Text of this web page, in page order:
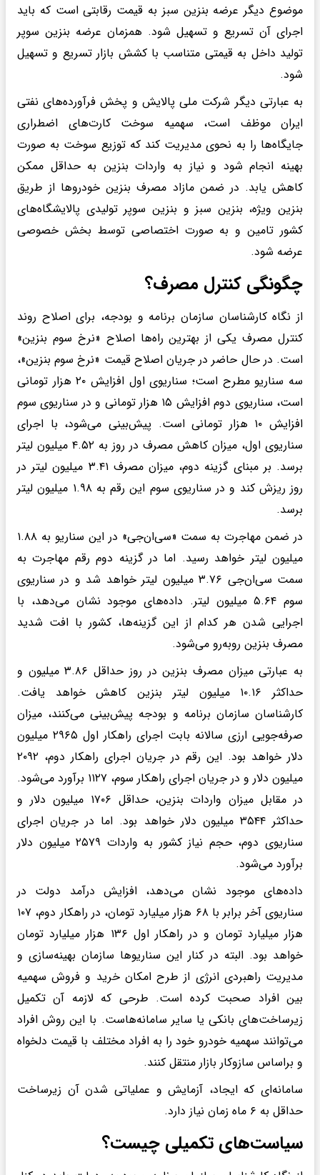
موضوع دیگر عرضه بنزین سبز به قیمت رقابتی است که باید
اجرای آن تسریع و تسهیل شود. همزمان عرضه بنزین سوپر
تولید داخل به قیمتی متناسب با کشش بازار تسریع و تسهیل
شود.
به عبارتی دیگر شرکت ملی پالایش و پخش فرآورده‌های نفتی
ایران موظف است، سهمیه سوخت کارت‌های اضطراری
جایگاه‌ها را به نحوی مدیریت کند که توزیع سوخت به صورت
بهینه انجام شود و نیاز به واردات بنزین به حداقل ممکن
کاهش یابد. در ضمن مازاد مصرف بنزین خودروها از طریق
بنزین ویژه، بنزین سبز و بنزین سوپر تولیدی پالایشگاه‌های
کشور تامین و به صورت اختصاصی توسط بخش خصوصی
عرضه شود.
چگونگی کنترل مصرف؟
از نگاه کارشناسان سازمان برنامه و بودجه، برای اصلاح روند
کنترل مصرف یکی از بهترین راه‌ها اصلاح «نرخ سوم بنزین»
است. در حال حاضر در جریان اصلاح قیمت «نرخ سوم بنزین»،
سه سناریو مطرح است؛ سناریوی اول افزایش ۲۰ هزار تومانی
است، سناریوی دوم افزایش ۱۵ هزار تومانی و در سناریوی سوم
افزایش ۱۰ هزار تومانی است. پیش‌بینی می‌شود، با اجرای
سناریوی اول، میزان کاهش مصرف در روز به ۴.۵۲ میلیون لیتر
برسد. بر مبنای گزینه دوم، میزان مصرف ۳.۴۱ میلیون لیتر در
روز ریزش کند و در سناریوی سوم این رقم به ۱.۹۸ میلیون لیتر
برسد.
در ضمن مهاجرت به سمت «سی‌ان‌جی» در این سناریو به ۱.۸۸
میلیون لیتر خواهد رسید. اما در گزینه دوم رقم مهاجرت به
سمت سی‌ان‌جی ۳.۷۶ میلیون لیتر خواهد شد و در سناریوی
سوم ۵.۶۴ میلیون لیتر. داده‌های موجود نشان می‌دهد، با
اجرایی شدن هر کدام از این گزینه‌ها، کشور با افت شدید
مصرف بنزین روبه‌رو می‌شود.
به عبارتی میزان مصرف بنزین در روز حداقل ۳.۸۶ میلیون و
حداکثر ۱۰.۱۶ میلیون لیتر بنزین کاهش خواهد یافت.
کارشناسان سازمان برنامه و بودجه پیش‌بینی می‌کنند، میزان
صرفه‌جویی ارزی سالانه بابت اجرای راهکار اول ۲۹۶۵ میلیون
دلار خواهد بود. این رقم در جریان اجرای راهکار دوم، ۲۰۹۲
میلیون دلار و در جریان اجرای راهکار سوم، ۱۱۲۷ برآورد می‌شود.
در مقابل میزان واردات بنزین، حداقل ۱۷۰۶ میلیون دلار و
حداکثر ۳۵۴۴ میلیون دلار خواهد بود. اما در جریان اجرای
سناریوی دوم، حجم نیاز کشور به واردات ۲۵۷۹ میلیون دلار
برآورد می‌شود.
داده‌های موجود نشان می‌دهد، افزایش درآمد دولت در
سناریوی آخر برابر با ۶۸ هزار میلیارد تومان، در راهکار دوم، ۱۰۷
هزار میلیارد تومان و در راهکار اول ۱۳۶ هزار میلیارد تومان
خواهد بود. البته در کنار این سناریوها سازمان بهینه‌سازی و
مدیریت راهبردی انرژی از طرح امکان خرید و فروش سهمیه
بین افراد صحبت کرده است. طرحی که لازمه آن تکمیل
زیرساخت‌های بانکی یا سایر سامانه‌هاست. با این روش افراد
می‌توانند سهمیه خودرو خود را به افراد مختلف با قیمت دلخواه
و براساس سازوکار بازار منتقل کنند.
سامانه‌ای که ایجاد، آزمایش و عملیاتی شدن آن زیرساخت
حداقل به ۶ ماه زمان نیاز دارد.
سیاست‌های تکمیلی چیست؟